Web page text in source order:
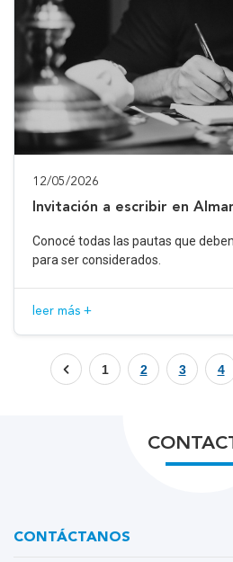
12/05/2026
Invitación a escribir en
Conocé todas las pautas que
para ser considerados.
leer más +
1 2 3 4
CONTÁCTANOS